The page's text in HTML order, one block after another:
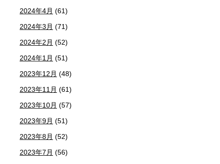
2024年4月 (61)
2024年3月 (71)
2024年2月 (52)
2024年1月 (51)
2023年12月 (48)
2023年11月 (61)
2023年10月 (57)
2023年9月 (51)
2023年8月 (52)
2023年7月 (56)